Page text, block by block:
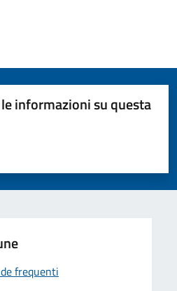
informazioni su questa
su 5
su 5
5
frequenti